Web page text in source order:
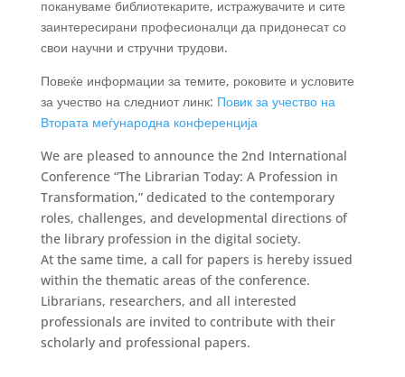
покануваме библиотекарите, истражувачите и сите
заинтересирани професионалци да придонесат со
свои научни и стручни трудови.
Повеќе информации за темите, роковите и условите
за учество на следниот линк: Повик за учество на
Втората меѓународна конференција
We are pleased to announce the 2nd International
Conference “The Librarian Today: A Profession in
Transformation,” dedicated to the contemporary
roles, challenges, and developmental directions of
the library profession in the digital society.
At the same time, a call for papers is hereby issued
within the thematic areas of the conference.
Librarians, researchers, and all interested
professionals are invited to contribute with their
scholarly and professional papers.